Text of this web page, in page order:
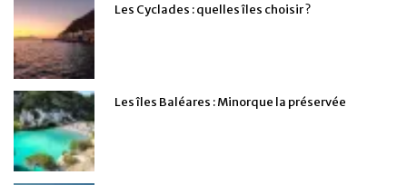
Les Cyclades : quelles îles choisir ?
Les îles Baléares : Minorque la préservée